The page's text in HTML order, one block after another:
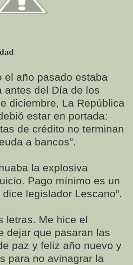
el año pasado estaba
antes del Día de los
diciembre, La República
estar en portada:
de crédito no terminan
a bancos”.
la explosiva
Pago mínimo es un
legislador Lescano”.
letras. Me hice el
dejar que pasaran las
paz y feliz año nuevo y
para no avinagrar la